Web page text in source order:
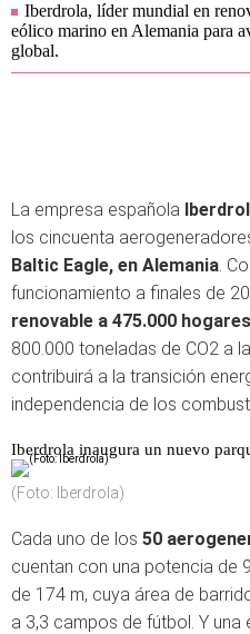
Iberdrola, líder mundial en
eólico marino en Alemania para
global.
La empresa española
los cincuenta
Baltic Eagle, en Alemania.
funcionamiento a finales de
renovable a 475.000 hogares
800.000 toneladas de CO2 a
contribuirá a la transición
independencia de los
Iberdrola inaugura un nuevo
(Foto: Iberdrola)
Cada uno de los 50
cuentan con una potencia de
de 174 m, cuya área de
a 3,3 campos de fútbol. Y